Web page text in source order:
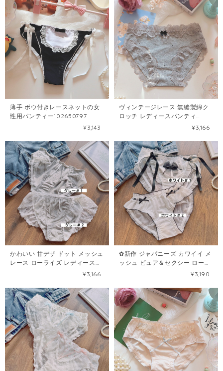
薄手 ボウ付きレースネットの女
性用パンティー102650797
¥3,143
ヴィンテージレース 無縫製綿ク
ロッチ レディースパンティ
¥3,166
かわいい 甘デザ ドット メッシュ
レース ローライズ レディースパ
¥3,166
✿新作 ジャパニーズ カワイイ メ
ッシュ ピュア＆セクシー ローレ
イ 綿三角パンツ102619272¥3,190